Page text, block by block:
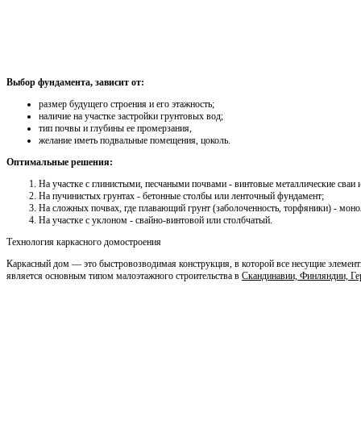
Выбор фундамента, зависит от:
размер будущего строения и его этажность;
наличие на участке застройки грунтовых вод;
тип почвы и глубины ее промерзания,
желание иметь подвальные помещения, цоколь.
Оптимальные решения:
На участке с глинистыми, песчаными почвами - винтовые металлические
На пучинистых грунтах - бетонные столбы или ленточный фундамент;
На сложных почвах, где плавающий грунт (заболоченность, торфяники) -
На участке с уклоном - свайно-винтовой или столбчатый.
Технология каркасного домостроения
Каркасный дом — это быстровозводимая конструкция, в которой все несущие
является основным типом малоэтажного строительства в Скандинавии, Финляндии,